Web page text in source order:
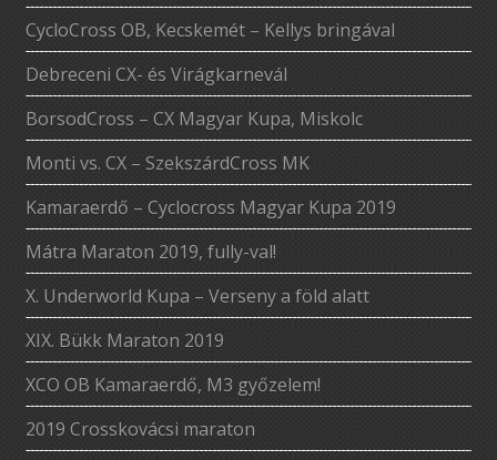
CycloCross OB, Kecskemét – Kellys bringával
Debreceni CX- és Virágkarnevál
BorsodCross – CX Magyar Kupa, Miskolc
Monti vs. CX – SzekszárdCross MK
Kamaraerdő – Cyclocross Magyar Kupa 2019
Mátra Maraton 2019, fully-val!
X. Underworld Kupa – Verseny a föld alatt
XIX. Bükk Maraton 2019
XCO OB Kamaraerdő, M3 győzelem!
2019 Crosskovácsi maraton